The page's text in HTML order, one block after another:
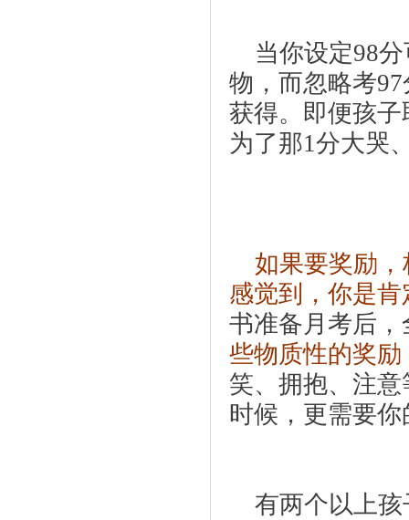
    当你设定
98
物，而忽略考
获得。即便孩
为了那1分大哭
感觉到，你是
书准备月考后
些物质性的奖励
笑、拥抱、注
时候，更需要